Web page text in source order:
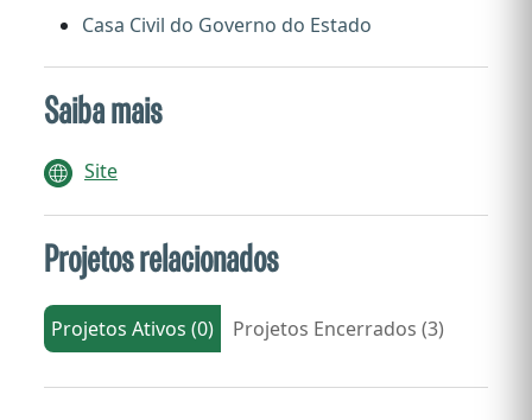
Casa Civil do Governo do Estado
Saiba mais
Site
Projetos relacionados
Projetos Ativos (0) Projetos Encerrados (3)